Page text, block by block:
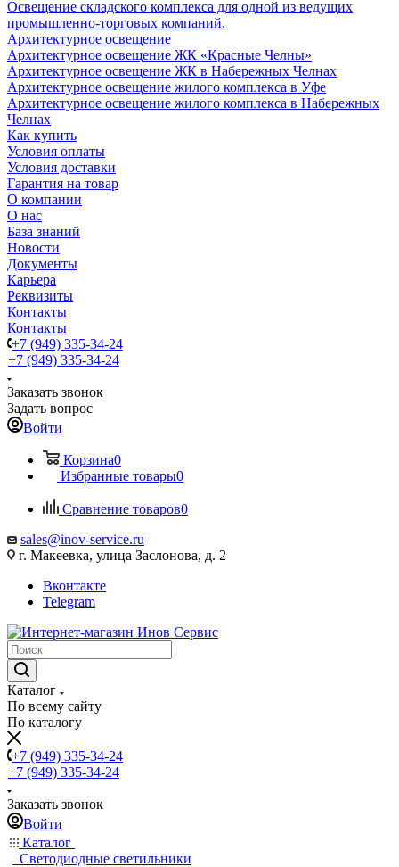
Освещение складского комплекса для одной из ведущих
промышленно-торговых компаний.
Архитектурное освещение
Архитектурное освещение ЖК «Красные Челны»
Архитектурное освещение ЖК в Набережных Челнах
Архитектурное освещение жилого комплекса в Уфе
Архитектурное освещение жилого комплекса в Набережных
Челнах
Как купить
Условия оплаты
Условия доставки
Гарантия на товар
О компании
О нас
База знаний
Новости
Документы
Карьера
Реквизиты
Контакты
Контакты
+7 (949) 335-34-24
+7 (949) 335-34-24
Заказать звонок
Задать вопрос
Войти
Корзина0
Избранные товары0
Сравнение товаров0
sales@inov-service.ru
г. Макеевка, улица Заслонова, д. 2
Вконтакте
Telegram
Каталог
По всему сайту
По каталогу
+7 (949) 335-34-24
+7 (949) 335-34-24
Заказать звонок
Войти
Каталог
Светодиодные светильники